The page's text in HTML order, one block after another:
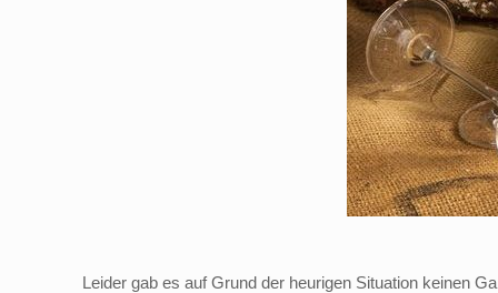
Leider gab es auf Grund der heurigen Situation keinen